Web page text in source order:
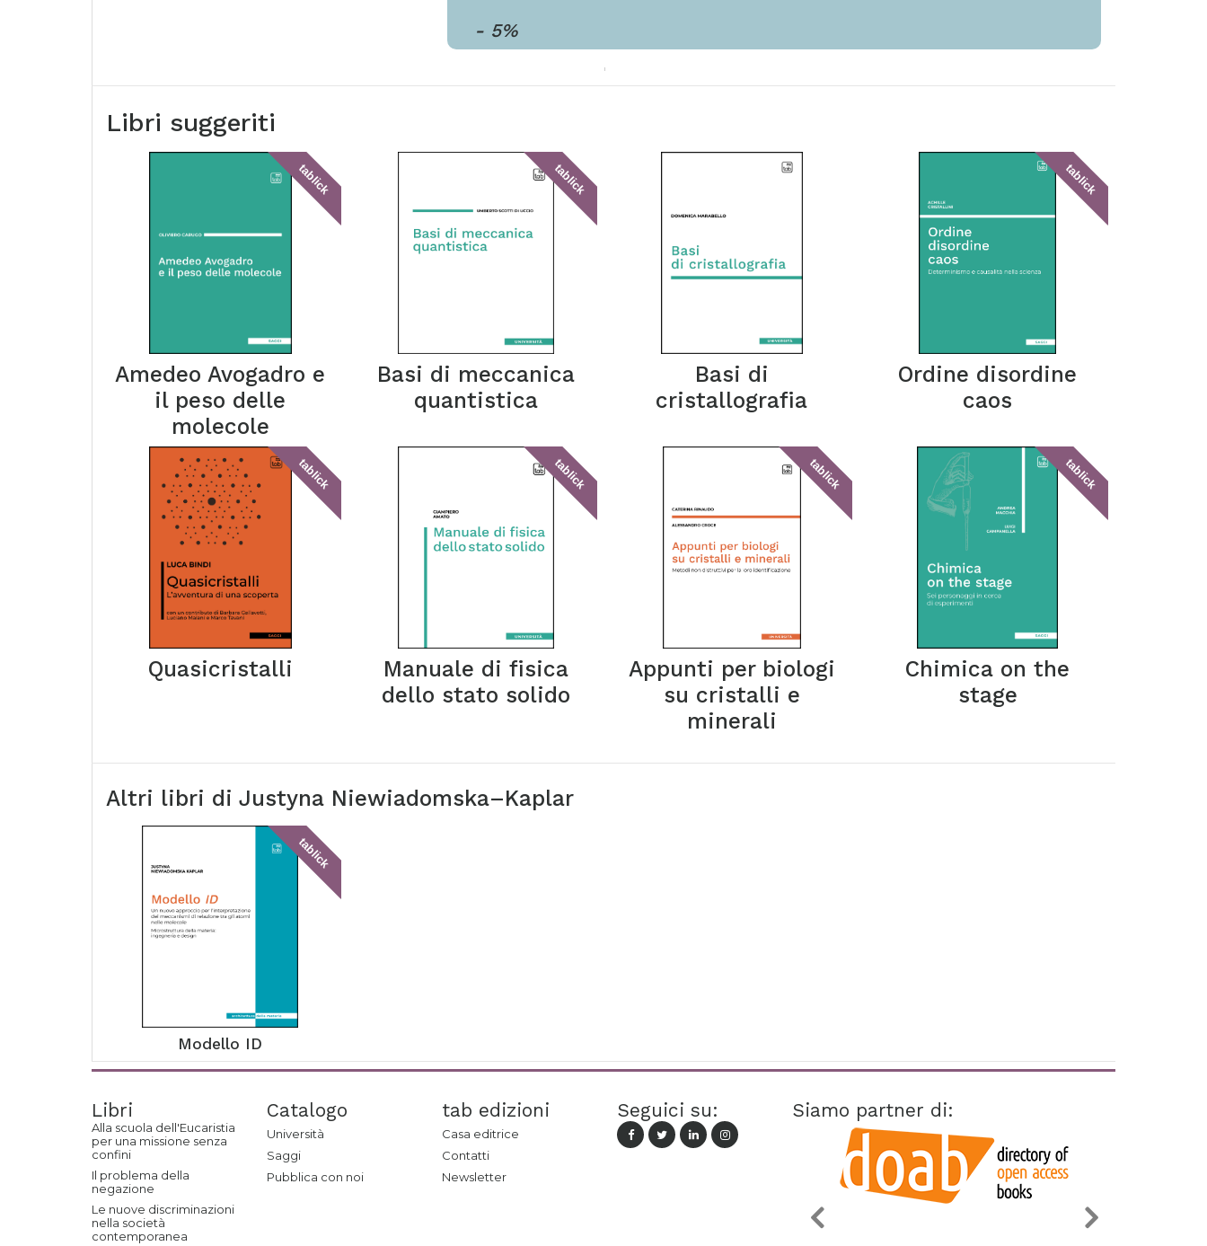
- 5%
Libri suggeriti
tablick
Amedeo Avogadro e
il peso delle
molecole
tablick
Basi di meccanica
quantistica
Basi di
cristallografia
tablick
Ordine disordine
caos
tablick
Quasicristalli
tablick
Manuale di fisica
dello stato solido
tablick
Appunti per biologi
su cristalli e
minerali
tablick
Chimica on the
stage
Altri libri di Justyna Niewiadomska–Kaplar
tablick
Modello ID
Libri
Alla scuola dell'Eucaristia
per una missione senza
confini
Il problema della
negazione
Le nuove discriminazioni
nella società
contemporanea
Catalogo
Università
Saggi
Pubblica con noi
tab edizioni
Casa editrice
Contatti
Newsletter
Seguici su: Siamo partner di: